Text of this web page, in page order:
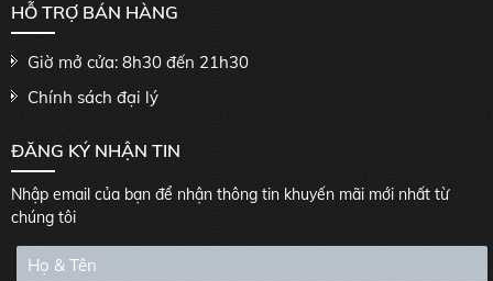
HỖ TRỢ BÁN HÀNG
Giờ mở cửa: 8h30 đến 21h30
Chính sách đại lý
ĐĂNG KÝ NHẬN TIN
Nhập email của bạn để nhận thông tin khuyến mãi mới nhất từ
chúng tôi